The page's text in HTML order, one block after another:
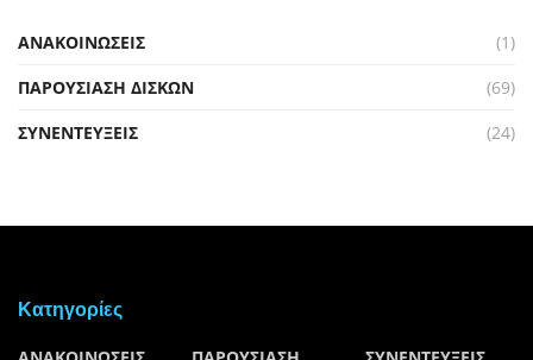
ΑΝΑΚΟΙΝΩΣΕΙΣ
(1)
ΠΑΡΟΥΣΙΑΣΗ ΔΙΣΚΩΝ
(69)
ΣΥΝΕΝΤΕΥΞΕΙΣ
(24)
Kατηγορίες